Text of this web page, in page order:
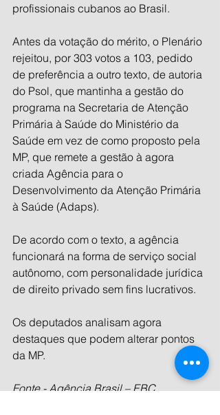
profissionais cubanos ao Brasil.
Antes da votação do mérito, o Plenário
rejeitou, por 303 votos a 103, pedido
de preferência a outro texto, de autoria
do Psol, que mantinha a gestão do
programa na Secretaria de Atenção
Primária à Saúde do Ministério da
Saúde em vez de como proposto pela
MP, que remete a gestão à agora
criada Agência para o
Desenvolvimento da Atenção Primária
à Saúde (Adaps).
De acordo com o texto, a agência
funcionará na forma de serviço social
autônomo, com personalidade jurídica
de direito privado sem fins lucrativos.
Os deputados analisam agora
destaques que podem alterar pontos
da MP.
Fonte - Agência Brasil – EBC